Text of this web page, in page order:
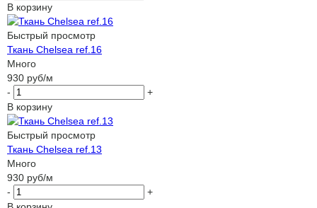
В корзину
Быстрый просмотр
Ткань Chelsea ref.16
Много
930 руб/м
-
+
В корзину
Быстрый просмотр
Ткань Chelsea ref.13
Много
930 руб/м
-
+